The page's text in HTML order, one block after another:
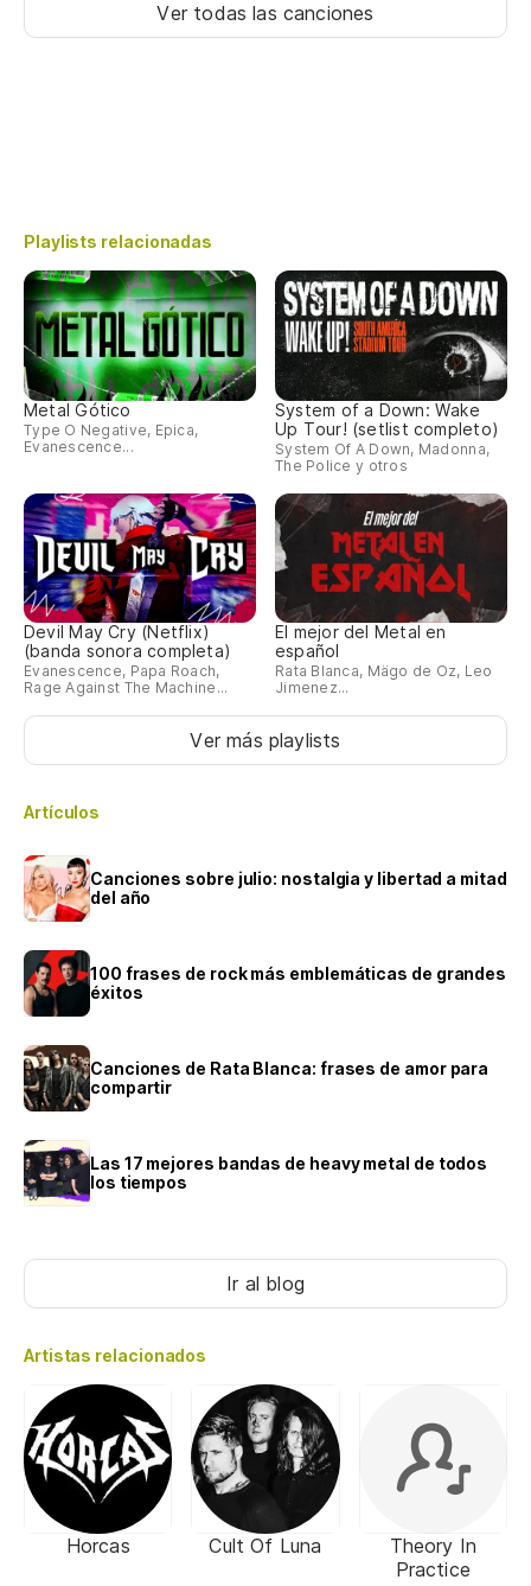
Ver todas las canciones
Playlists relacionadas
Metal Gótico
Type O Negative, Epica,
Evanescence...
System of a Down: Wake
Up Tour! (setlist completo)
System Of A Down, Madonna,
The Police y otros
Devil May Cry (Netflix)
(banda sonora completa)
Evanescence, Papa Roach,
Rage Against The Machine...
El mejor del Metal en
español
Rata Blanca, Mägo de Oz, Leo
Jimenez...
Ver más playlists
Artículos
Canciones sobre julio: nostalgia y libertad a mitad
del año
100 frases de rock más emblemáticas de grandes
éxitos
Canciones de Rata Blanca: frases de amor para
compartir
Las 17 mejores bandas de heavy metal de todos
los tiempos
Ir al blog
Artistas relacionados
Horcas Cult Of Luna
Theory In
Practice